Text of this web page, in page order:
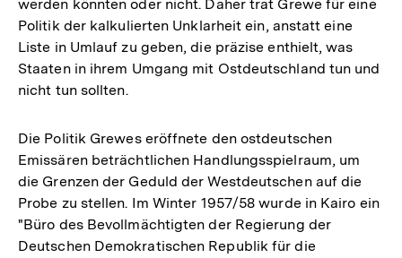
werden könnten oder nicht. Daher trat Grewe für eine
Politik der kalkulierten Unklarheit ein, anstatt eine
Liste in Umlauf zu geben, die präzise enthielt, was
Staaten in ihrem Umgang mit Ostdeutschland tun und
nicht tun sollten.
Die Politik Grewes eröffnete den ostdeutschen
Emissären beträchtlichen Handlungsspielraum, um
die Grenzen der Geduld der Westdeutschen auf die
Probe zu stellen. Im Winter 1957/58 wurde in Kairo ein
"Büro des Bevollmächtigten der Regierung der
Deutschen Demokratischen Republik für die